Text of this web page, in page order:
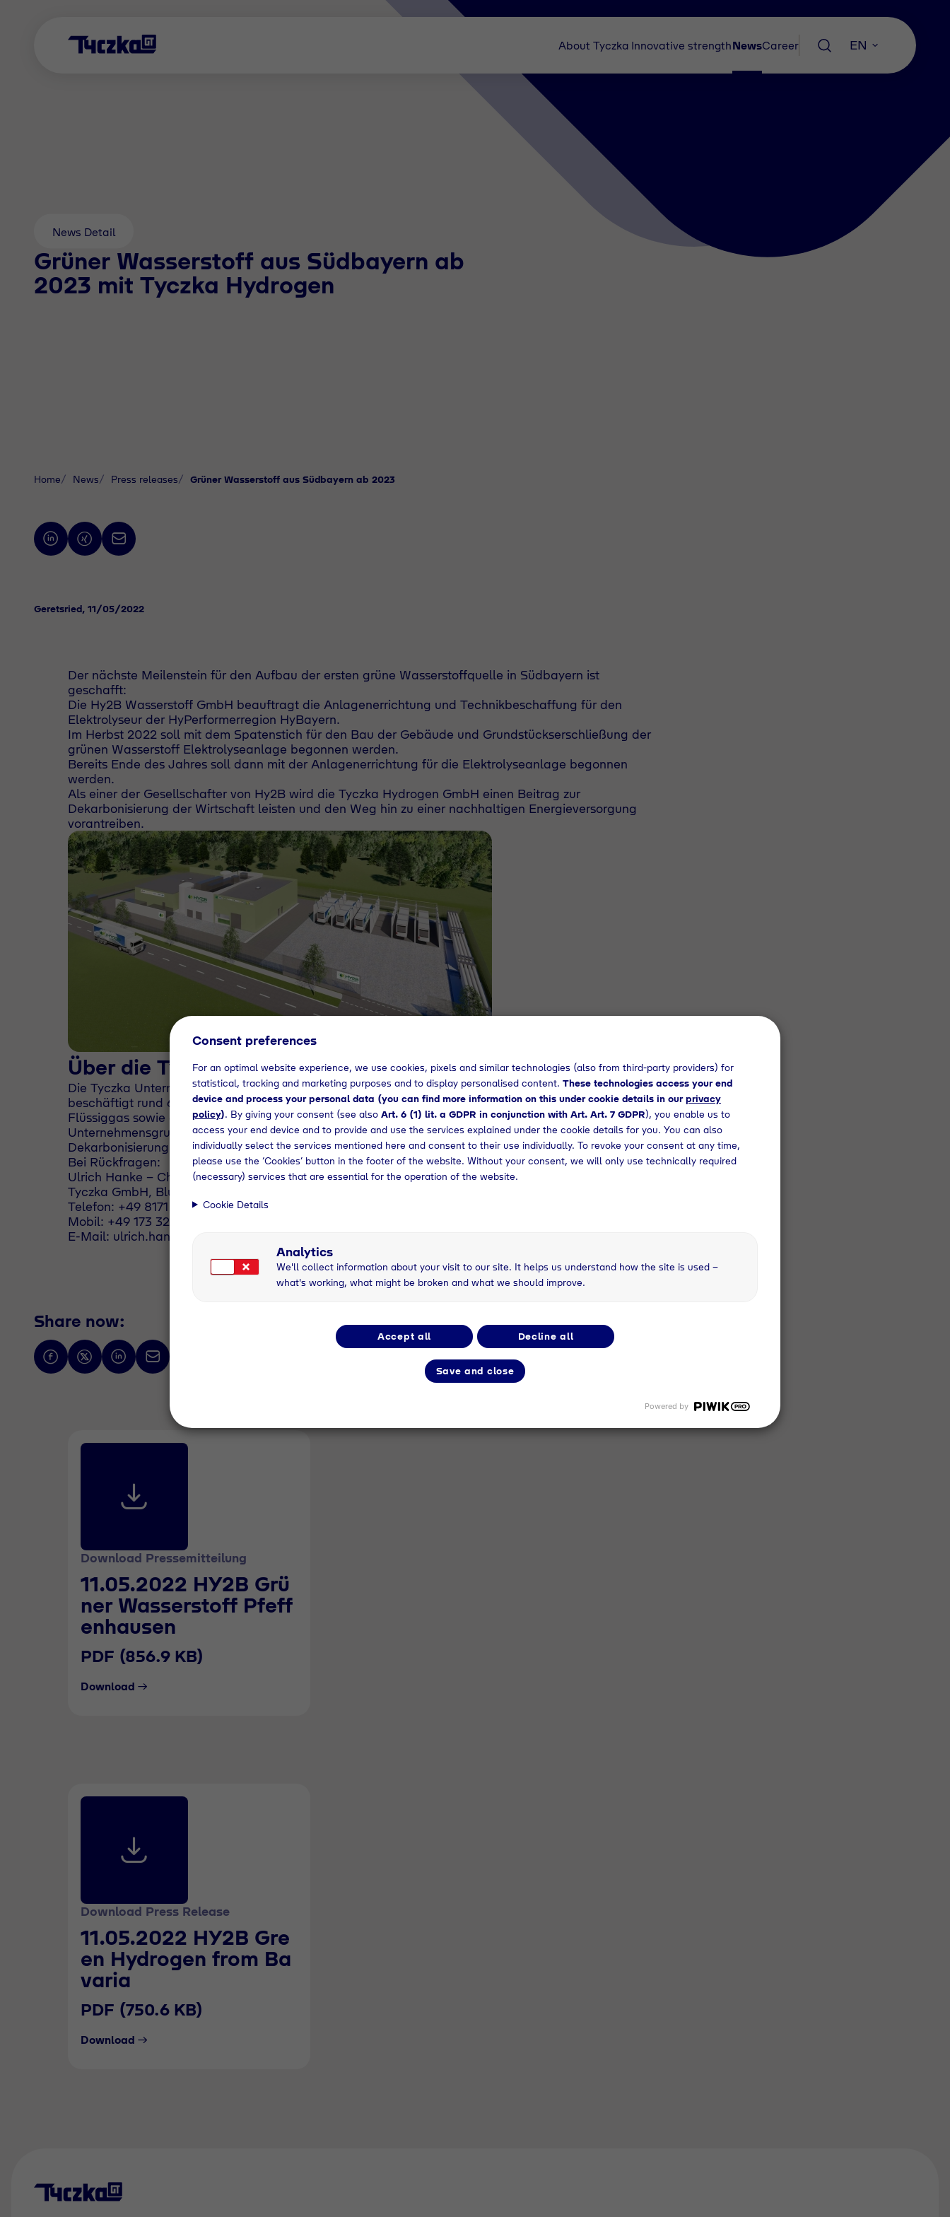
About Tyczka Innovative strengthNewsCareer EN
News Detail
Grüner Wasserstoff aus Südbayern ab
2023 mit Tyczka Hydrogen
Home News Press releases Grüner Wasserstoff aus Südbayern ab 2023
Geretsried, 11/05/2022
Der nächste Meilenstein für den Aufbau der ersten grüne Wasserstoffquelle in Südbayern ist
geschafft:
Die Hy2B Wasserstoff GmbH beauftragt die Anlagenerrichtung und Technikbeschaffung für den
Elektrolyseur der HyPerformerregion HyBayern.
Im Herbst 2022 soll mit dem Spatenstich für den Bau der Gebäude und Grundstückserschließung der
grünen Wasserstoff Elektrolyseanlage begonnen werden.
Bereits Ende des Jahres soll dann mit der Anlagenerrichtung für die Elektrolyseanlage begonnen
werden.
Als einer der Gesellschafter von Hy2B wird die Tyczka Hydrogen GmbH einen Beitrag zur
Dekarbonisierung der Wirtschaft leisten und den Weg hin zu einer nachhaltigen Energieversorgung
vorantreiben.
Über die Tyczka Unternehmensgruppe
Die Tyczka Unternehmensgruppe, gegründet 1924, mit Sitz im bayerischen Geretsried bei München,
beschäftigt rund 600 Mitarbeiter. Die Kerngeschäftsfelder sind die bundesweite Energieversorgung mit
Flüssiggas sowie die Vermarktung und die Produktion von Industriegasen. Zudem investiert die Tyczka
Unternehmensgruppe in den Bereich Wasserstoff und erhöht hierdurch ihren Beitrag zur
Dekarbonisierung der Wirtschaft und den Umbau hin zu einer nachhaltigen Energieversorgung.
Bei Rückfragen:
Ulrich Hanke - Chief Marketing Officer
Tyczka GmbH, Blumenstraße 5, 82538 Geretsried
Telefon: +49 8171 627 - 496
Mobil: +49 173 327 9794
E-Mail: ulrich.hanke@tyczka.de
Share now:
Download Pressemitteilung
11.05.2022 HY2B Grü
ner Wasserstoff Pfeff
enhausen
PDF (856.9 KB)
Download
Download Press Release
11.05.2022 HY2B Gre
en Hydrogen from Ba
varia
PDF (750.6 KB)
Download
Consent preferences
For an optimal website experience, we use cookies, pixels and similar technologies (also from third-party providers) for
statistical, tracking and marketing purposes and to display personalised content. These technologies access your end
device and process your personal data (you can find more information on this under cookie details in ourprivacy
policy). By giving your consent (see also Art. 6 (1) lit. a GDPR in conjunction with Art. Art. 7 GDPR), you enable us to
access your end device and to provide and use the services explained under the cookie details for you. You can also
individually select the services mentioned here and consent to their use individually. To revoke your consent at any time,
please use the ‘Cookies’ button in the footer of the website. Without your consent, we will only use technically required
(necessary) services that are essential for the operation of the website.
Cookie Details
Analytics
We'll collect information about your visit to our site. It helps us understand how the site is used –
what's working, what might be broken and what we should improve.
Accept all Decline all
Save and close
Powered by